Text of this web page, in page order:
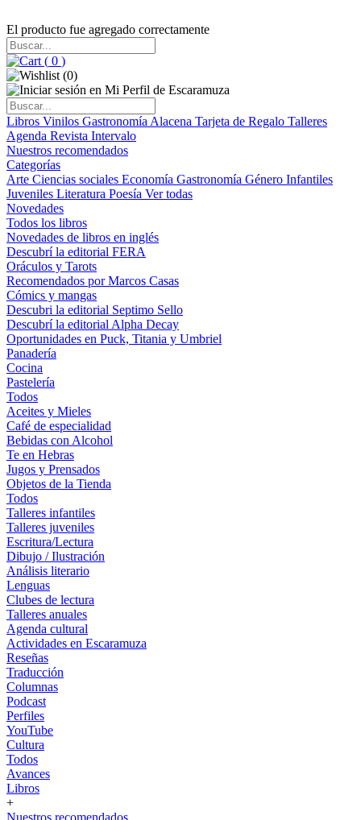
El producto fue agregado correctamente
( 0 )
(0)
Libros Vinilos Gastronomía Alacena Tarjeta de Regalo Talleres
Agenda Revista Intervalo
Nuestros recomendados
Categorías
Arte Ciencias sociales Economía Gastronomía Género Infantiles
Juveniles Literatura Poesía Ver todas
Novedades
Todos los libros
Novedades de libros en inglés
Descubrí la editorial FERA
Oráculos y Tarots
Recomendados por Marcos Casas
Cómics y mangas
Descubri la editorial Septimo Sello
Descubrí la editorial Alpha Decay
Oportunidades en Puck, Titania y Umbriel
Panadería
Cocina
Pastelería
Todos
Aceites y Mieles
Café de especialidad
Bebidas con Alcohol
Te en Hebras
Jugos y Prensados
Objetos de la Tienda
Todos
Talleres infantiles
Talleres juveniles
Escritura/Lectura
Dibujo / Ilustración
Análisis literario
Lenguas
Clubes de lectura
Talleres anuales
Agenda cultural
Actividades en Escaramuza
Reseñas
Traducción
Columnas
Podcast
Perfiles
YouTube
Cultura
Todos
Avances
Libros
+
Nuestros recomendados